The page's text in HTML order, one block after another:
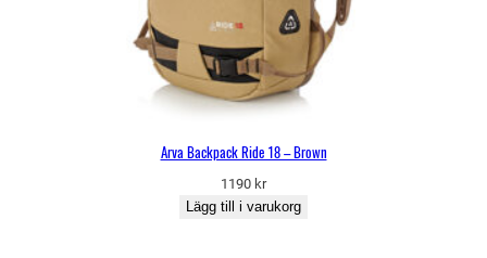
Arva Backpack Ride 18 – Brown
1190 kr
Lägg till i varukorg